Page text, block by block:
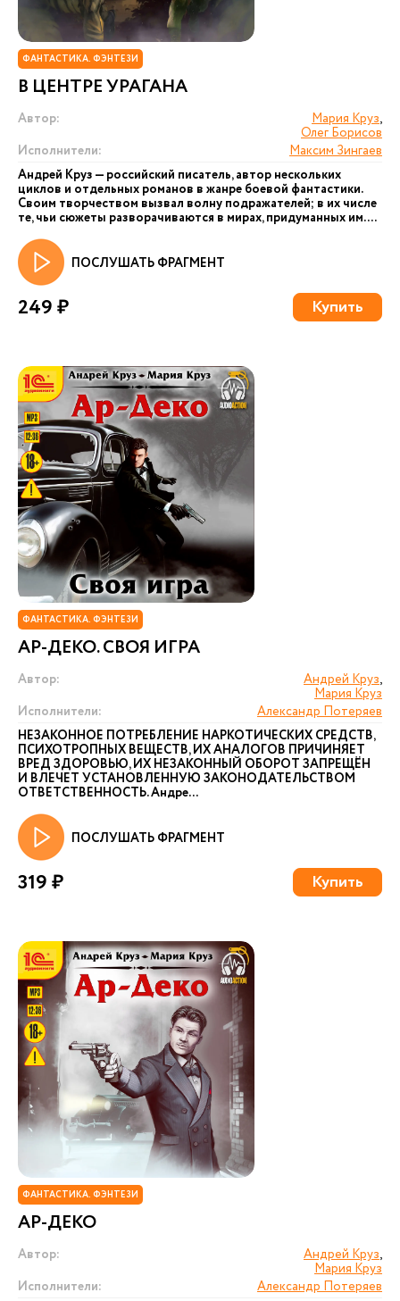
ФАНТАСТИКА. ФЭНТЕЗИ
В ЦЕНТРЕ УРАГАНА
Автор: Мария Круз,
Олег Борисов
Исполнители:
Максим Зингаев
Андрей Круз — российский писатель, автор нескольких
циклов и отдельных романов в жанре боевой фантастики.
Своим творчеством вызвал волну подражателей; в их числе
те, чьи сюжеты разворачиваются в мирах, придуманных им. ...
ПОСЛУШАТЬ ФРАГМЕНТ
249 ₽ Купить
ФАНТАСТИКА. ФЭНТЕЗИ
АР-ДЕКО. СВОЯ ИГРА
Автор: Андрей Круз,
Мария Круз
Исполнители:
Александр Потеряев
НЕЗАКОННОЕ ПОТРЕБЛЕНИЕ НАРКОТИЧЕСКИХ СРЕДСТВ,
ПСИХОТРОПНЫХ ВЕЩЕСТВ, ИХ АНАЛОГОВ ПРИЧИНЯЕТ
ВРЕД ЗДОРОВЬЮ, ИХ НЕЗАКОННЫЙ ОБОРОТ ЗАПРЕЩЁН
И ВЛЕЧЕТ УСТАНОВЛЕННУЮ ЗАКОНОДАТЕЛЬСТВОМ
ОТВЕТСТВЕННОСТЬ. Андре...
ПОСЛУШАТЬ ФРАГМЕНТ
319 ₽ Купить
ФАНТАСТИКА. ФЭНТЕЗИ
АР-ДЕКО
Автор: Андрей Круз,
Мария Круз
Исполнители:
Александр Потеряев